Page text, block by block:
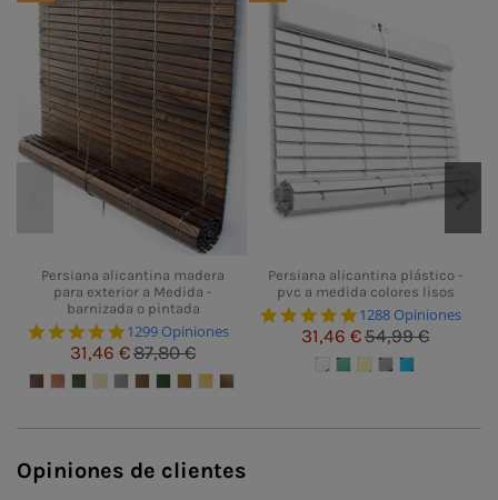
Persiana alicantina madera
para exterior a Medida -
barnizada o pintada
4.8 star rating
1299 Opiniones
31,46 €87,80 €
Persiana alicantina plástico -
pvc a medida colores lisos
4.8 star rating
1288 Opiniones
31,46 €54,99 €
Opiniones de clientes